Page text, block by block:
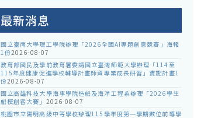
最新消息
國立臺南大學理工學院辦理「2026全國AI專題創意競賽」海報
1份2026-08-07
教育部國民及學前教育署委請國立臺灣師範大學辦理「114至
115年度健康促進學校輔導計畫師資專業成長研習」實施計畫1
份2026-08-07
國立高雄科技大學海事學院造船及海洋工程系辦理「2026學生
船模創客大賽」 2026-08-07
桃園市立陽明高級中等學校辦理115學年度第一學期數位前導學